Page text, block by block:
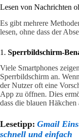
Lesen von Nachrichten
Es gibt mehrere
lesen, ohne dass der
1. Sperrbildschirm-
Viele Smartphones
Sperrbildschirm an.
der Nutzer oft eine
App zu öffnen. Dies
dass die blauen
Lesetipp: Gmail
schnell und einfach